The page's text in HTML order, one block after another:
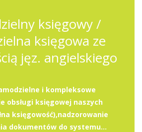
księgowy /
księgowa ze
jęz. angielskiego
i kompleksowe
obsługi księgowej naszych
księgowość),nadzorowanie
dokumentów do systemu...